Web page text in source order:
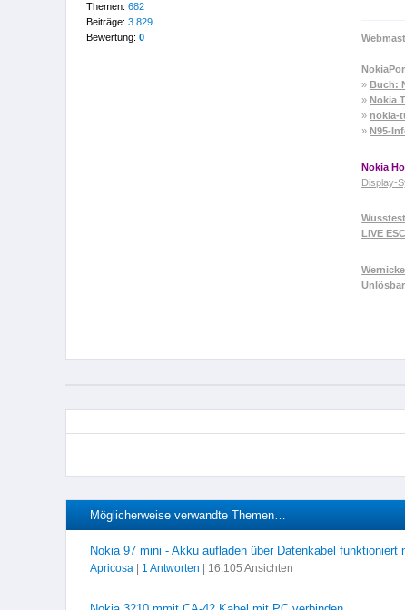
Themen: 682
Beiträge: 3.829
Bewertung: 0
»Buch:
»Nokia
»nokia-
»N95-
Nokia
Display-
LIVE
Möglicherweise verwandte Themen…
Nokia 97 mini - Akku aufladen über Datenkabel funktioniert
Apricosa 1 Antworten | 16.105 Ansichten